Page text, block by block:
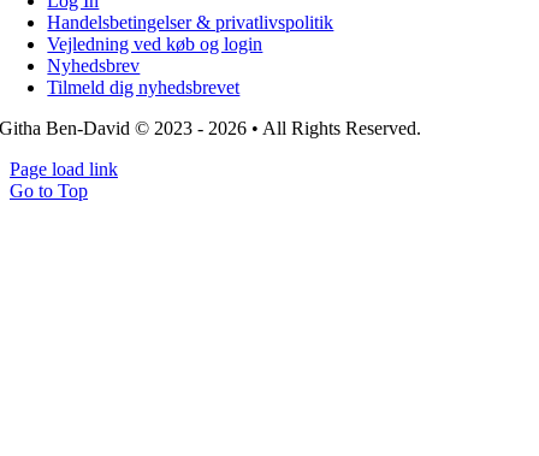
Handelsbetingelser & privatlivspolitik
Vejledning ved køb og login
Nyhedsbrev
Tilmeld dig nyhedsbrevet
Githa Ben-David © 2023 - 2026 • All Rights Reserved.
Page load link
Go to Top